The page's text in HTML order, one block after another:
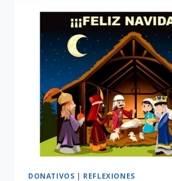
«CASA
ARS»
DONATIVOS | REFLEXIONES